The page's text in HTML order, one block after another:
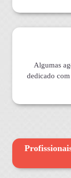
Algumas
dedicado